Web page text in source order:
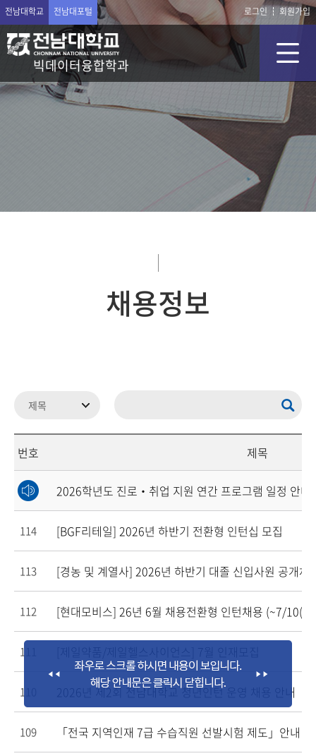
전남대학교 전남대포털 로그인 회원가입
빅데이터융합학과
채용정보
번호 제목
2026학년도 진로‧취업 지원 연간 프로그램 일정 안내
114 [BGF리테일] 2026년 하반기 전환형 인턴십 모집
113 [경농 및 계열사] 2026년 하반기 대졸 신입사원 공개채
112 [현대모비스] 26년 6월 채용전환형 인턴채용 (~7/10(
111 [제일약품/제일헬스사이언스] 7월 인재모집
110 2026년 제2회 전남대학교 청년인턴 운영 채용 안내
109 「전국 지역인재 7급 수습직원 선발시험 제도」안내